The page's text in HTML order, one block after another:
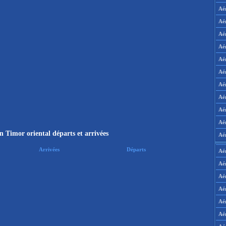
Timor oriental départs et arrivées
Arrivées Départs